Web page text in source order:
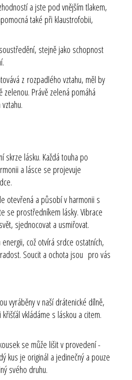
a jste pod vnějším tlakem,
také při klaustrofobii,
stejně jako schopnost
z rozpadlého vztahu, měl by
Právě zelená pomáhá
skrze lásku. Každá touha po
a lásce se projevuje
otevřená a působí v harmonii s
se prostředníkem lásky. Vibrace
sjednocovat a usmiřovat.
což otvírá srdce ostatních,
Soucit a ochota jsou pro vás
vyráběny v naší drátenické dílně,
vkládáme s láskou a citem.
se může lišit v provedení -
kus je originál a jedinečný a pouze
svého druhu.